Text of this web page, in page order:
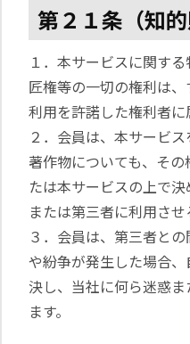
第２１条（知的
１．本サービスに関す
匠権等の一切の権利は
利用を許諾した権利者に
２．会員は、本サービ
著作物についても、そ
たは本サービスの上で
または第三者に利用させ
３．会員は、第三者と
や紛争が発生した場合
決し、当社に何ら迷惑
ます。